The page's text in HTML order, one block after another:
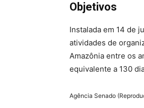
Objetivos
Instalada em 14 de
atividades de
Amazônia entre os
equivalente a 130
Agência Senado